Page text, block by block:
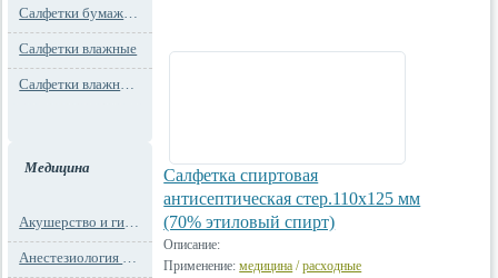
Салфетки бумажные
Салфетки влажные
Салфетки влажные технического назначения
Медицина
Акушерство и гинекология
Анестезиология и реанимация
Cалфетка спиртовая
антисептическая стер.110х125 мм
(70% этиловый спирт)
Описание:
Применение: медицина /расходные